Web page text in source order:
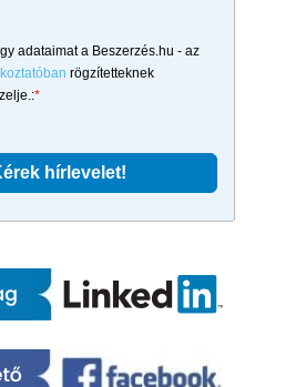
adataimat a Beszerzés.hu - az
rögzítetteknek
*